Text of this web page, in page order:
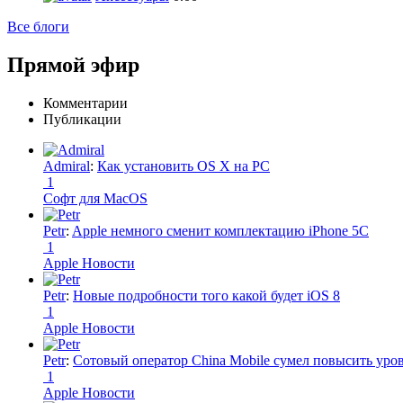
Все блоги
Прямой эфир
Комментарии
Публикации
Admiral: Как установить OS X на PC
1
Софт для MacOS
Petr: Apple немного сменит комплектацию iPhone 5C
1
Apple Новости
Petr: Новые подробности того какой будет iOS 8
1
Apple Новости
Petr: Сотовый оператор China Mobile сумел повысить
1
Apple Новости